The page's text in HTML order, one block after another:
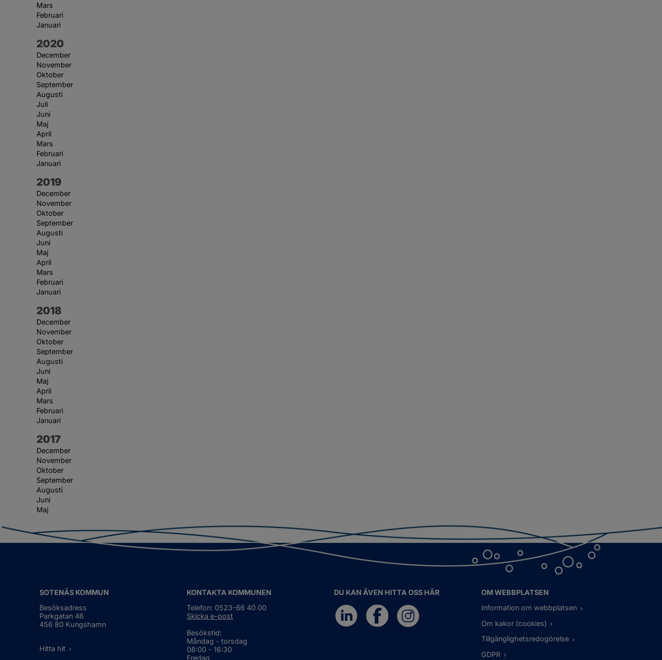
Mars
Februari
Januari
År:
2020
December
November
Oktober
September
Augusti
Juli
Juni
Maj
April
Mars
Februari
Januari
År:
2019
December
November
Oktober
September
Augusti
Juni
Maj
April
Mars
Februari
Januari
År:
2018
December
November
Oktober
September
Augusti
Juni
Maj
April
Mars
Februari
Januari
År:
2017
December
November
Oktober
September
Augusti
Juni
Maj
SOTENÄS KOMMUN
Besöksadress
Parkgatan 46
456 80 Kungshamn
Hitta hit
KONTAKTA KOMMUNEN
Telefon: 0523-66 40 00
Skicka e-post
Besökstid:
Måndag - torsdag
08:00 - 16:30
Fredag
DU KAN ÄVEN HITTA OSS HÄR
OM WEBBPLATSEN
Information om webbplatsen
Om kakor (cookies)
Tillgänglighetsredogörelse
GDPR